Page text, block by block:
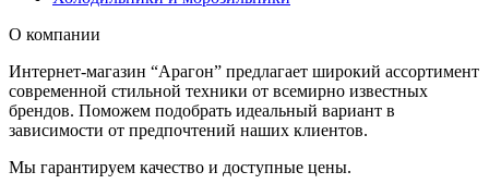
О компании
Интернет-магазин “Арагон” предлагает широкий ассортимент
современной стильной техники от всемирно известных
брендов. Поможем подобрать идеальный вариант в
зависимости от предпочтений наших клиентов.
Мы гарантируем качество и доступные цены.